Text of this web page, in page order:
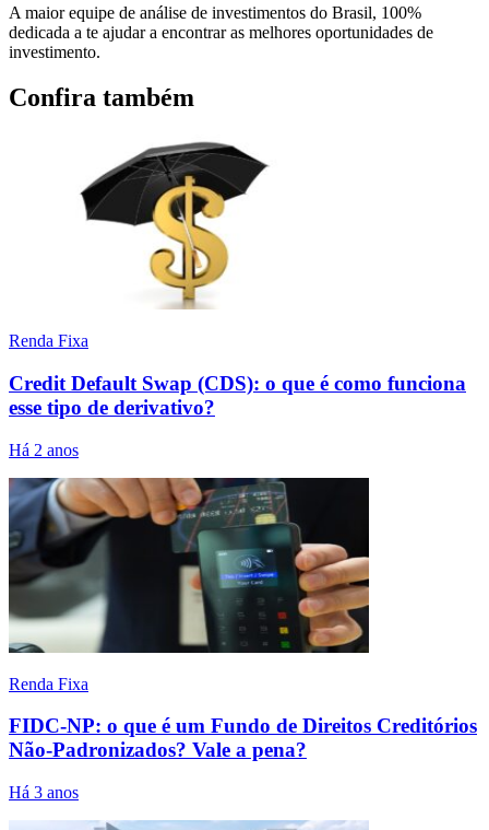
A maior equipe de análise de investimentos do Brasil, 100%
dedicada a te ajudar a encontrar as melhores oportunidades de
investimento.
Confira também
Renda Fixa
Credit Default Swap (CDS): o que é como funciona
esse tipo de derivativo?
Há 2 anos
Renda Fixa
FIDC-NP: o que é um Fundo de Direitos Creditórios
Não-Padronizados? Vale a pena?
Há 3 anos